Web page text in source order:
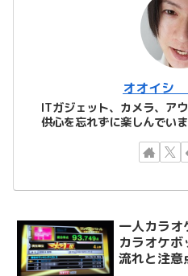
オオイシ
ITガジェット、カメラ、ア
供心を忘れずに楽しんでいま
一人カラ
カラオケ
流れと注意